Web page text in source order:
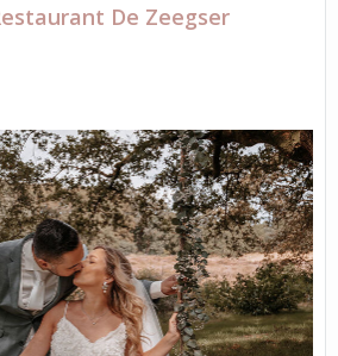
De Zeegser